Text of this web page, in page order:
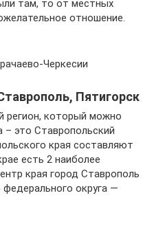
там, то от местных
отношение.
Черкесии
Пятигорск
регион, который можно
– это Ставропольский
края составляют
есть 2 наиболее
края город Ставрополь
округа —